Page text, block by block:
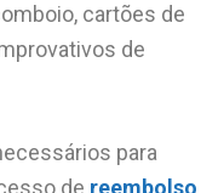
cartões de
de
para
de reembolso